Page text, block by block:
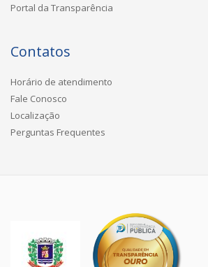
Portal da Transparência
Contatos
Horário de atendimento
Fale Conosco
Localização
Perguntas Frequentes